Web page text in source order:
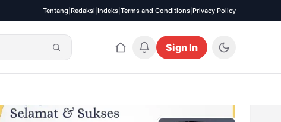
Tentang Redaksi Indeks Terms and Conditions Privacy Policy
Sign In